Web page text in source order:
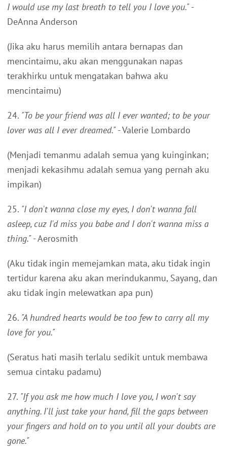
I would use my last breath to tell you I love you."-
DeAnna Anderson
(Jika aku harus memilih antara bernapas dan
mencintaimu, aku akan menggunakan napas
terakhirku untuk mengatakan bahwa aku
mencintaimu)
24. "To be your friend was all I ever wanted; to be your
lover was all I ever dreamed."- Valerie Lombardo
(Menjadi temanmu adalah semua yang kuinginkan;
menjadi kekasihmu adalah semua yang pernah aku
impikan)
25. "I don't wanna close my eyes, I don't wanna fall
asleep, cuz I'd miss you babe and I don't wanna miss a
thing."- Aerosmith
(Aku tidak ingin memejamkan mata, aku tidak ingin
tertidur karena aku akan merindukanmu, Sayang, dan
aku tidak ingin melewatkan apa pun)
26. "A hundred hearts would be too few to carry all my
love for you."
(Seratus hati masih terlalu sedikit untuk membawa
semua cintaku padamu)
27. "If you ask me how much I love you, I won't say
anything. I'll just take your hand, fill the gaps between
your fingers and hold on to you until all your doubts are
gone."